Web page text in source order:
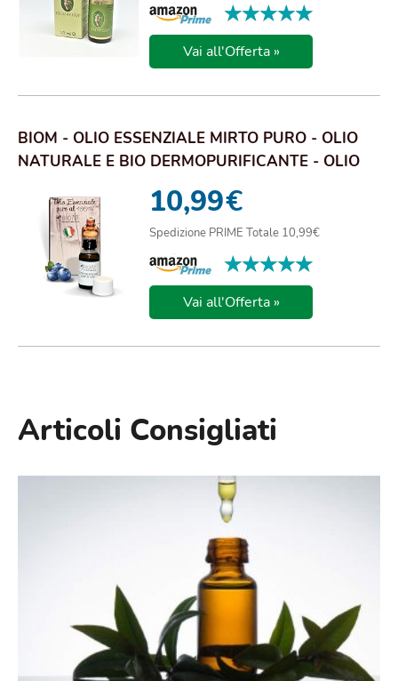
★★★★★
★★★★★
Vai all'Offerta »
BIOM - OLIO ESSENZIALE MIRTO PURO - OLIO
NATURALE E BIO DERMOPURIFICANTE - OLIO
10,99€
Spedizione PRIME Totale 10,99€
★★★★★
★★★★★
Vai all'Offerta »
Articoli Consigliati